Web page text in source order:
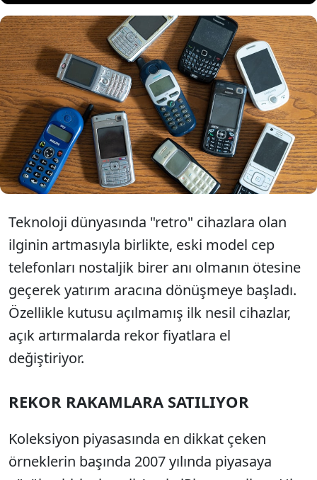
Teknoloji dünyasında artan retro ilgisiyle
birlikte eski model cep telefonları, koleksiyon
piyasasında yüksek bedelli yatırım araçlarına
dönüştü. Birinci nesil ve kutusu açılmamış
cihazların açık artırmalarda 190 bin dolar gibi
rekor seviyelere ulaşıyor.
Teknoloji dünyasında "retro" cihazlara olan
ilginin artmasıyla birlikte, eski model cep
telefonları nostaljik birer anı olmanın ötesine
geçerek yatırım aracına dönüşmeye başladı.
Özellikle kutusu açılmamış ilk nesil cihazlar,
açık artırmalarda rekor fiyatlara el
değiştiriyor.
REKOR RAKAMLARA SATILIYOR
Koleksiyon piyasasında en dikkat çeken
örneklerin başında 2007 yılında piyasaya